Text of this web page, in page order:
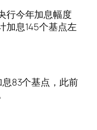
行今年加息幅度
加息145个基点左
83个基点，此前